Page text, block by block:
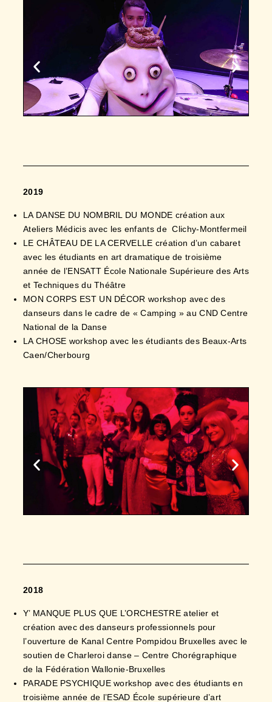
2019
LA DANSE DU NOMBRIL DU MONDE création aux
LE CHÂTEAU DE LA CERVELLE création d’un cabaret
avec les étudiants en art dramatique de troisième
année de l’ENSATT École Nationale Supérieure des Arts
et Techniques du Théâtre
MON CORPS EST UN DÉCOR workshop avec des
danseurs dans le cadre de « Camping » au CND Centre
National de la Danse
LA CHOSE workshop avec les étudiants des Beaux-Arts
Caen/Cherbourg
2018
Y’ MANQUE PLUS QUE L’ORCHESTRE atelier et
l’ouverture de Kanal Centre Pompidou Bruxelles avec le
soutien de Charleroi danse – Centre Chorégraphique
de la Fédération Wallonie-Bruxelles
PARADE PSYCHIQUE workshop avec des étudiants en
troisième année de l’ESAD École supérieure d’art
dramatique de Paris